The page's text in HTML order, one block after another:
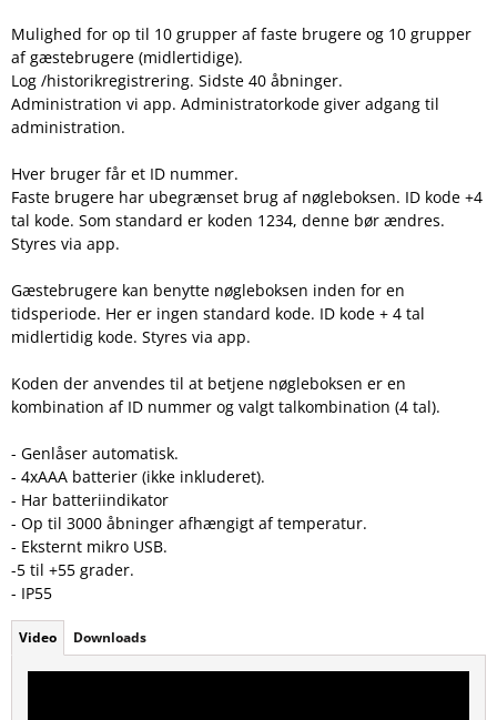
Mulighed for op til 10 grupper af faste brugere og 10 grupper
af gæstebrugere (midlertidige).
Log /historikregistrering. Sidste 40 åbninger.
Administration vi app. Administratorkode giver adgang til
administration.
Hver bruger får et ID nummer.
Faste brugere har ubegrænset brug af nøgleboksen. ID kode +4
tal kode. Som standard er koden 1234, denne bør ændres.
Styres via app.
Gæstebrugere kan benytte nøgleboksen inden for en
tidsperiode. Her er ingen standard kode. ID kode + 4 tal
midlertidig kode. Styres via app.
Koden der anvendes til at betjene nøgleboksen er en
kombination af ID nummer og valgt talkombination (4 tal).
- Genlåser automatisk.
- 4xAAA batterier (ikke inkluderet).
- Har batteriindikator
- Op til 3000 åbninger afhængigt af temperatur.
- Eksternt mikro USB.
-5 til +55 grader.
- IP55
Video Downloads